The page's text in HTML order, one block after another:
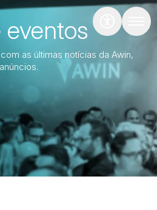
eventos
as últimas notícias da Awin,